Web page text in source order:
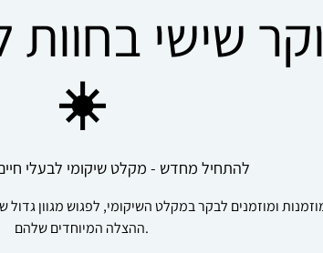
שישי
☀️
להתחיל מחדש - מקלט שיקומי לבעלי
ומוזמנים לבקר במקלט השיקומי, לפגוש מגוון גדול
ההצלה המיוחדים שלהם.